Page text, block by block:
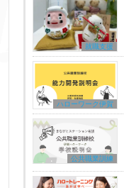
就職支援
ハローワーク伊賀
公共職業訓練